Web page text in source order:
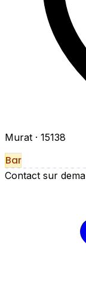
Murat · 15138
Bar
Contact sur